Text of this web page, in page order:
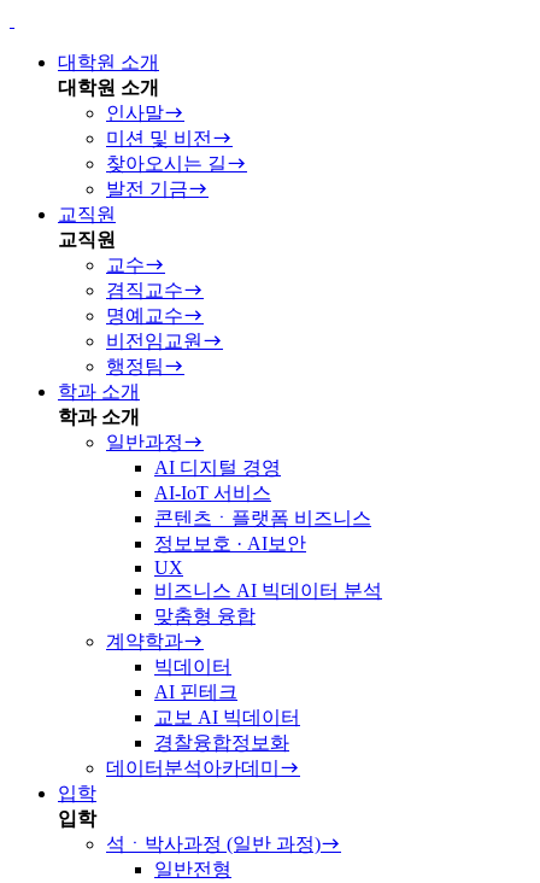
대학원 소개
대학원 소개
인사말
미션 및 비전
찾아오시는 길
발전 기금
교직원
교직원
교수
겸직교수
명예교수
비전임교원
행정팀
학과 소개
학과 소개
일반과정
AI 디지털 경영
AI-IoT 서비스
콘텐츠ㆍ플랫폼 비즈니스
정보보호 · AI보안
UX
비즈니스 AI 빅데이터 분석
맞춤형 융합
계약학과
빅데이터
AI 핀테크
교보 AI 빅데이터
경찰융합정보화
데이터분석아카데미
입학
입학
석ㆍ박사과정 (일반 과정)
일반전형